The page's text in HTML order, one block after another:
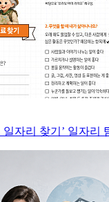
일자리 찾기’ 일자리